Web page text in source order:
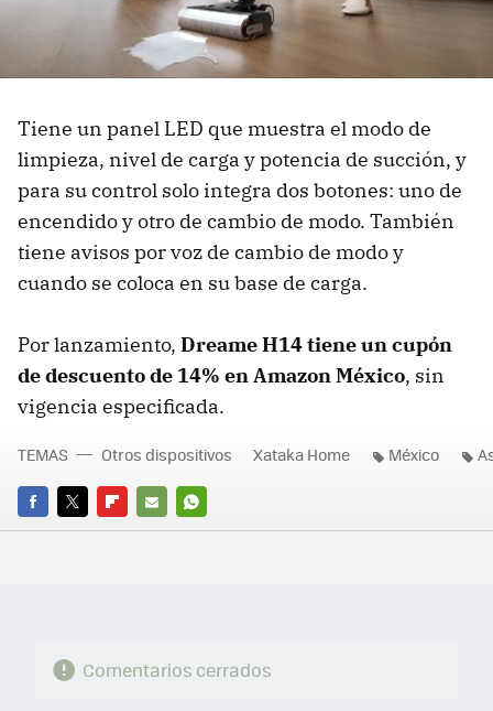
Tiene un panel LED que muestra el modo de
limpieza, nivel de carga y potencia de succión, y
para su control solo integra dos botones: uno de
encendido y otro de cambio de modo. También
tiene avisos por voz de cambio de modo y
cuando se coloca en su base de carga.
Por lanzamiento, Dreame H14 tiene un cupón
de descuento de 14% en Amazon México, sin
vigencia especificada.
FACEBOOK
TWITTERFLIPBOARD
E-
WHATSAPP
TEMAS Otros dispositivos Xataka Home México
Comentarios cerrados